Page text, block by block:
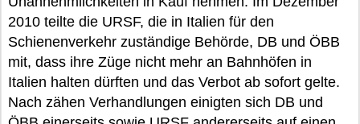
2010 teilte die URSF, die in Italien für den
Schienenverkehr zuständige Behörde, DB und ÖBB
mit, dass ihre Züge nicht mehr an Bahnhöfen in
Italien halten dürften und das Verbot ab sofort gelte.
Nach zähen Verhandlungen einigten sich DB und